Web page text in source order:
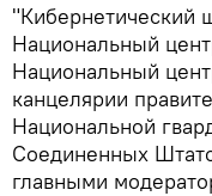
"Кибернетический
Национальный
Национальный
канцелярии
Национальной
Соединенных
главными